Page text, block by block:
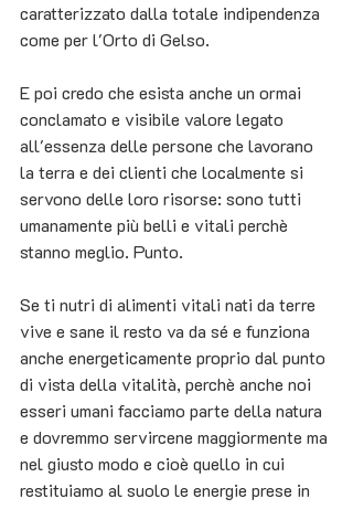
caratterizzato dalla totale indipendenza
come per l'Orto di Gelso.
E poi credo che esista anche un ormai
conclamato e visibile valore legato
all'essenza delle persone che lavorano
la terra e dei clienti che localmente si
servono delle loro risorse: sono tutti
umanamente più belli e vitali perchè
stanno meglio. Punto.
Se ti nutri di alimenti vitali nati da terre
vive e sane il resto va da sé e funziona
anche energeticamente proprio dal punto
di vista della vitalità, perchè anche noi
esseri umani facciamo parte della natura
e dovremmo servircene maggiormente ma
nel giusto modo e cioè quello in cui
restituiamo al suolo le energie prese in